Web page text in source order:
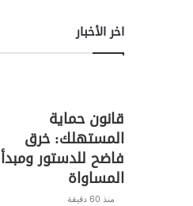
اخر الأخبار
قانون حماية
المستهلك: خرق
فاضح للدستور ومبدأ
المساواة
منذ 60 دقيقة